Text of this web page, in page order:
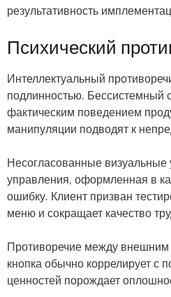
результативность
Психический
Интеллектуальный
подлинностью.
фактическим поведением
манипуляции подводят к
Несогласованные визуальные
управления, оформленная в
ошибку. Клиент призван
меню и сокращает качество
Противоречие между внешним
кнопка обычно коррелирует с
ценностей порождает